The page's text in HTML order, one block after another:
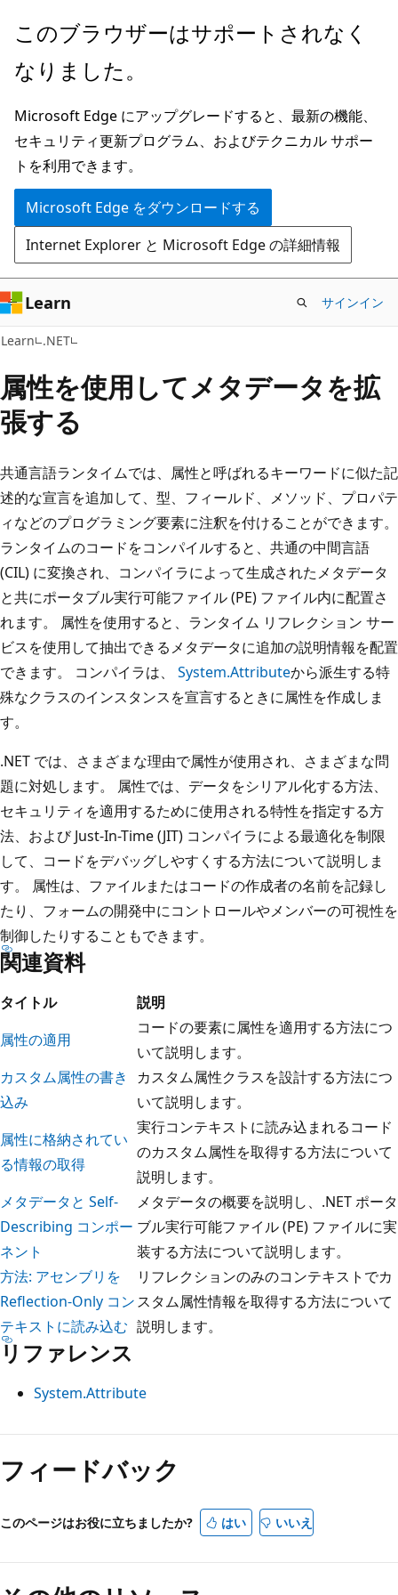
メ
ン
ン
テ
ン
ツ
に
ス
キ
ッ
プ
このブラウザーはサポートされなく
なりました。
Microsoft Edge にアップグレードすると、最新の機能、
セキュリティ更新プログラム、およびテクニカル サポー
トを利用できます。
Microsoft Edge をダウンロードする
Internet Explorer と Microsoft Edge の詳細情報
Learn サインイン
Learn .NET
属性を使用してメタデータを拡
張する
共通言語ランタイムでは、属性と呼ばれるキーワードに似た記
述的な宣言を追加して、型、フィールド、メソッド、プロパテ
ィなどのプログラミング要素に注釈を付けることができます。
ランタイムのコードをコンパイルすると、共通の中間言語
(CIL) に変換され、コンパイラによって生成されたメタデータ
と共にポータブル実行可能ファイル (PE) ファイル内に配置さ
れます。 属性を使用すると、ランタイム リフレクション サー
ビスを使用して抽出できるメタデータに追加の説明情報を配置
できます。 コンパイラは、 System.Attributeから派生する特
殊なクラスのインスタンスを宣言するときに属性を作成しま
す。
.NET では、さまざまな理由で属性が使用され、さまざまな問
題に対処します。 属性では、データをシリアル化する方法、
セキュリティを適用するために使用される特性を指定する方
法、および Just-In-Time (JIT) コンパイラによる最適化を制限
して、コードをデバッグしやすくする方法について説明しま
す。 属性は、ファイルまたはコードの作成者の名前を記録し
たり、フォームの開発中にコントロールやメンバーの可視性を
制御したりすることもできます。
関連資料
タイトル
説明
属性の適用
コードの要素に属性を適用する方法につ
いて説明します。
カスタム属性の書き
込み
カスタム属性クラスを設計する方法につ
いて説明します。
属性に格納されてい
る情報の取得
実行コンテキストに読み込まれるコード
のカスタム属性を取得する方法について
説明します。
メタデータと Self-
Describing コンポー
ネント
メタデータの概要を説明し、.NET ポータ
ブル実行可能ファイル (PE) ファイルに実
装する方法について説明します。
方法: アセンブリを
Reflection-Only コン
テキストに読み込む
リフレクションのみのコンテキストでカ
スタム属性情報を取得する方法について
説明します。
リファレンス
System.Attribute
読
取
モ
フィードバック
このページはお役に立ちましたか? はい いいえ